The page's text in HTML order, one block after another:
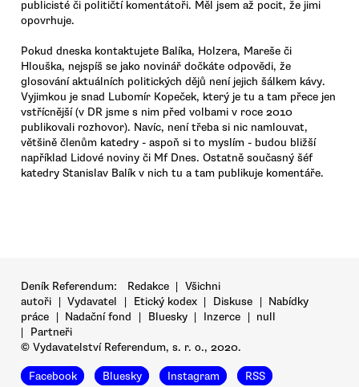
publicisté či političtí komentátoři. Měl jsem až pocit, že jimi
opovrhuje.
Pokud dneska kontaktujete Balíka, Holzera, Mareše či
Hlouška, nejspíš se jako novinář dočkáte odpovědi, že
glosování aktuálních politických dějů není jejich šálkem kávy.
Vyjimkou je snad Lubomír Kopeček, který je tu a tam přece jen
vstřícnější (v DR jsme s nim před volbami v roce 2010
publikovali rozhovor). Navíc, není třeba si nic namlouvat,
většině členům katedry - aspoň si to myslím - budou bližší
například Lidové noviny či Mf Dnes. Ostatně současný šéf
katedry Stanislav Balík v nich tu a tam publikuje komentáře.
Deník Referendum: Redakce | Všichni
autoři | Vydavatel | Etický kodex | Diskuse | Nabídky
práce | Nadační fond | Bluesky | Inzerce | null
|
Partneři
© Vydavatelství Referendum, s. r. o., 2020.
Facebook Bluesky Instagram RSS